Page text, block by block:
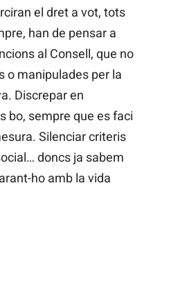
el dret a vot, tots
han de pensar a
al Consell, que no
o manipulades per la
Discrepar en
bo, sempre que es faci
Silenciar criteris
doncs ja sabem
ho amb la vida